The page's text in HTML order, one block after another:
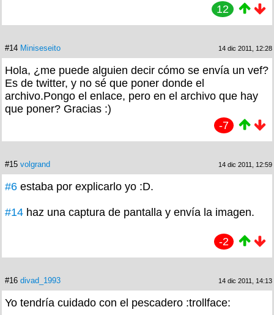
12
#14 Miniseseito 14 dic 2011, 12:28
Hola, ¿me puede alguien decir cómo se envía un vef?
Es de twitter, y no sé que poner donde el
archivo.Pongo el enlace, pero en el archivo que hay
que poner? Gracias :)
-7
#15 volgrand 14 dic 2011, 12:59
#6 estaba por explicarlo yo :D.
#14 haz una captura de pantalla y envía la imagen.
-2
#16 divad_1993 14 dic 2011, 14:13
Yo tendría cuidado con el pescadero :trollface: